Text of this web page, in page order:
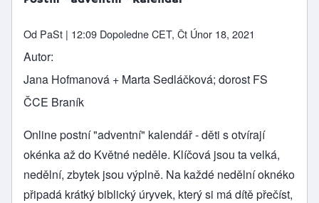
Od PaSt | 12:09 Dopoledne CET, Čt Únor 18, 2021
Autor
Jana Hofmanová + Marta Sedláčková; dorost FS
ČCE Braník
Online postní "adventní" kalendář - děti s otvírají
okénka až do Květné neděle. Klíčová jsou ta velká,
nedělní, zbytek jsou výplně. Na každé nedělní oknéko
připadá krátký biblický úryvek, který si má dítě přečíst,